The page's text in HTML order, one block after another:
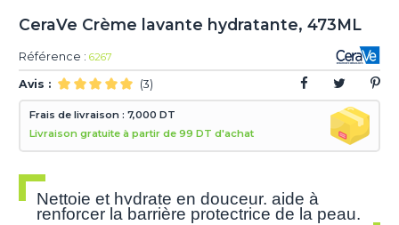
CeraVe Crème lavante hydratante, 473ML
Référence : 6267
Avis : (3)
Frais de livraison : 7,000 DT
Livraison gratuite à partir de 99 DT d'achat
Nettoie et hydrate en douceur, aide à
renforcer la barrière protectrice de la peau.